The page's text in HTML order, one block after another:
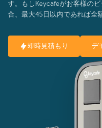
す。もしKeycafeがお客様の
合、最大45日以内であれば全
即時見積もり デ